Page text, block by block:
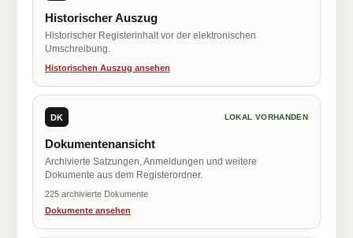
Historischer Auszug
Historischer Registerinhalt vor der elektronischen
Umschreibung.
Historischen Auszug ansehen
DK LOKAL VORHANDEN
Dokumentenansicht
Archivierte Satzungen, Anmeldungen und weitere
Dokumente aus dem Registerordner.
225 archivierte Dokumente
Dokumente ansehen